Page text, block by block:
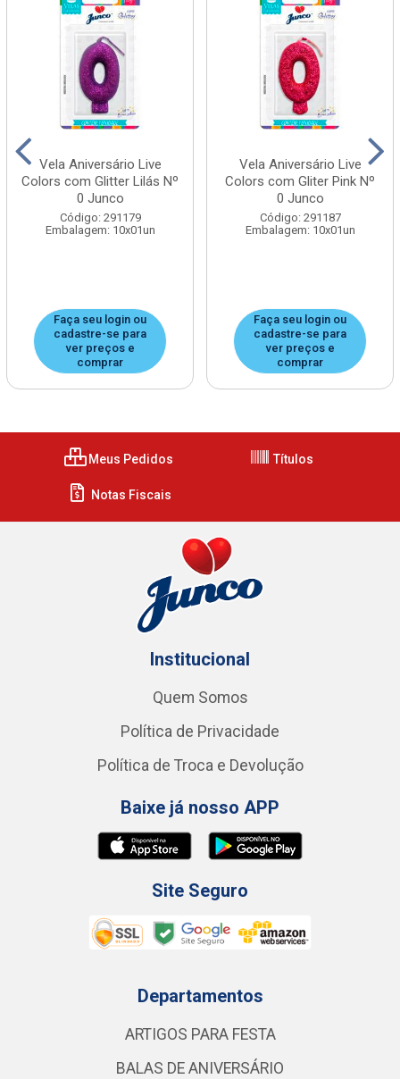
Vela Aniversário Live
Colors com Glitter Lilás Nº
0 Junco
Código: 291179
Embalagem: 10x01un
Faça seu login ou
cadastre-se para
ver preços e
comprar
Vela Aniversário Live
Colors com Gliter Pink Nº
0 Junco
Código: 291187
Embalagem: 10x01un
Faça seu login ou
cadastre-se para
ver preços e
comprar
Meus Pedidos Títulos
Notas Fiscais
Institucional
Quem Somos
Política de Privacidade
Política de Troca e Devolução
Baixe já nosso APP
Site Seguro
Departamentos
ARTIGOS PARA FESTA
BALAS DE ANIVERSÁRIO